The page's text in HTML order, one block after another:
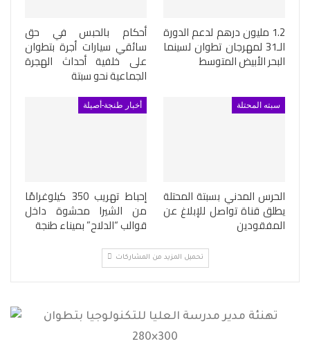
1.2 مليون درهم لدعم الدورة
الـ31 لمهرجان تطوان لسينما
البحر الأبيض المتوسط
أحكام بالحبس في حق
سائقي سيارات أجرة بتطوان
على خلفية أحداث الهجرة
الجماعية نحو سبتة
سبته المحتلة
الحرس المدني بسبتة المحتلة
يطلق قناة تواصل للإبلاغ عن
المفقودين
أخبار طنجة-أصيلة
إحباط تهريب 350 كيلوغرامًا
من الشيرا محشوة داخل
قوالب “الدلاح” بميناء طنجة
تحميل المزيد من المشاركات